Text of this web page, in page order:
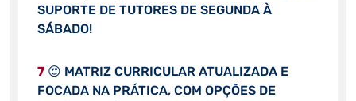
SUPORTE DE TUTORES DE SEGUNDA À
SÁBADO!
7😍 MATRIZ CURRICULAR ATUALIZADA E
FOCADA NA PRÁTICA, COM OPÇÕES DE